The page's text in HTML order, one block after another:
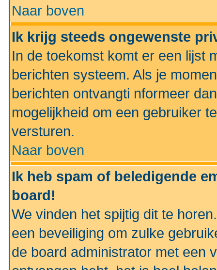
Naar boven
Ik krijg steeds ongewenste
In de toekomst komt er een lijst
berichten systeem. Als je
berichten ontvangti nformeer
mogelijkheid om een gebruiker
versturen.
Naar boven
Ik heb spam of beledigende
board!
We vinden het spijtig dit te
een beveiliging om zulke
de board administrator met een